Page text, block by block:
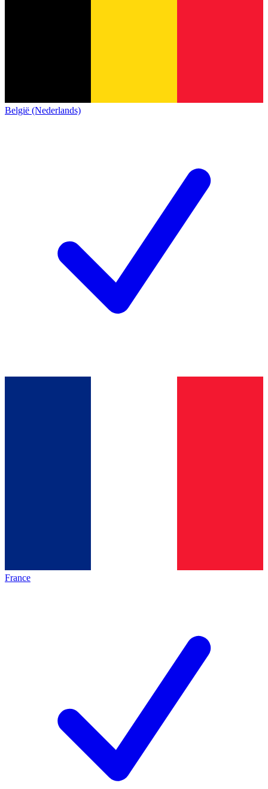
België (Nederlands)
France